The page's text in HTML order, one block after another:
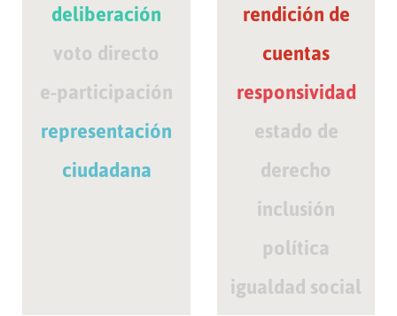
deliberación
voto directo
e-participación
representación
ciudadana
rendición de
cuentas
responsividad
estado de
derecho
inclusión
política
igualdad social